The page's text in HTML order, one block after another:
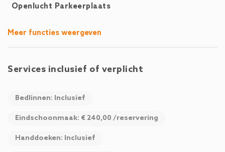
Openlucht Parkeerplaats
Meer functies weergeven
Services inclusief of verplicht
Bedlinnen: Inclusief
Eindschoonmaak: € 240,00 /reservering
Handdoeken: Inclusief